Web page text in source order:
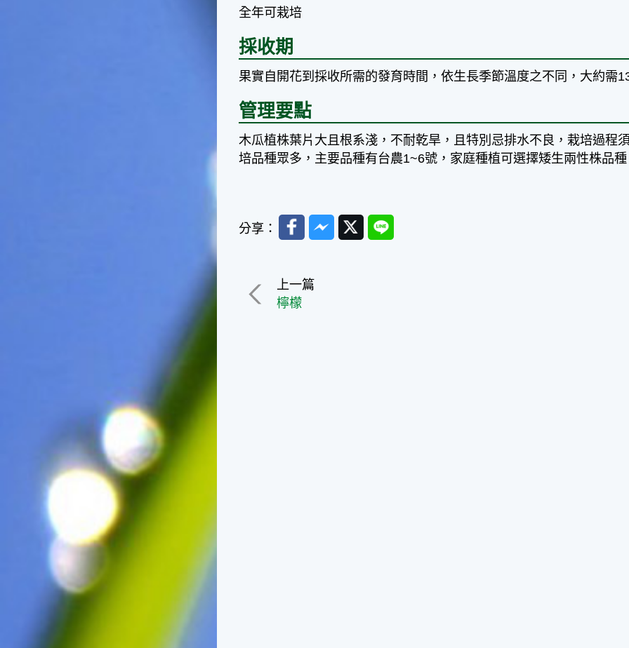
趁著一年一度的父親節，對爸
爸表達出心中的敬重與關愛，
相信平日辛勞的爸爸知道你的
心意後，一定會非常高興的。
◎節氣俗諺1.「雷打秋，年冬
高地半收，低地水漂流」這句
俗諺的意思是：立秋這一天如
果打雷，對二期水稻的收成會
有不好的影響。所以對農夫而
言，立秋日是十分忌諱打雷的
喔！2.「六月秋，快溜溜；七
月秋，秋後油」這句俗諺的意
思是：根據老一輩人的說法，
如果立秋這一天是在農曆六
結束；如果「立秋日」在七
月，則天氣會持續穩定，今年
的捕魚季節就會比較長，而漁
全年可栽培
採收期
果實自開花到採收所需的發育時間，依生長季節溫度之不同，大約需
管理要點
木瓜植株葉片大且根系淺，不耐乾旱，且特別忌排水不良，栽培過程
培品種眾多，主要品種有台農1~6號，家庭種植可選擇矮生兩性株品種
分享：
FacebookMessenger
TwitterLine
上一篇
檸檬